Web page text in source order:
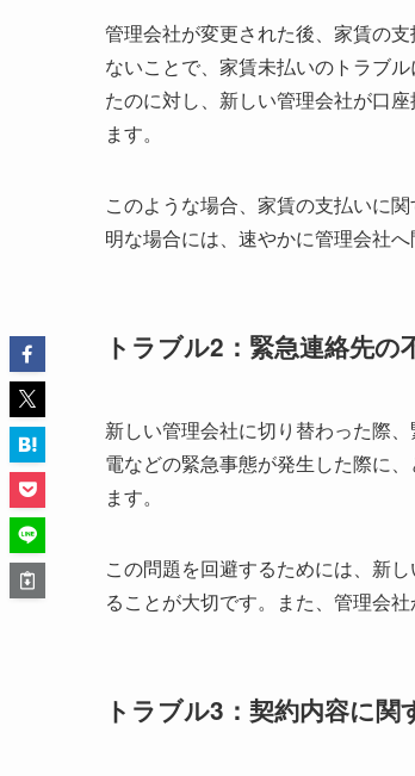
管理会社が変更された後、家賃の
ないことで、家賃未払いのトラブ
たのに対し、新しい管理会社が口
ます。
このような場合、家賃の支払いに
明な場合には、速やかに管理会社
トラブル2：緊急連絡先の
新しい管理会社に切り替わった際
電などの緊急事態が発生した際に
ます。
この問題を回避するためには、新
ることが大切です。また、管理会
トラブル3：契約内容に関